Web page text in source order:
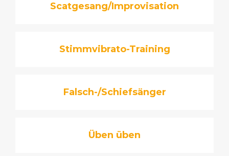
Scatgesang/Improvisation
Stimmvibrato-Training
Falsch-/Schiefsänger
Üben üben